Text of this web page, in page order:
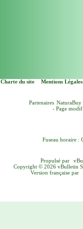
Charte du site Mentions Légales
Partenaires NaturaBuy
- Page
Fuseau horaire :
Propulsé par
Copyright © 2026 vBulletin
Version française par